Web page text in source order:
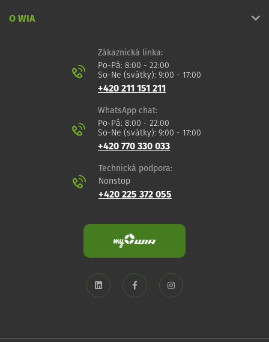
O WIA
Zákaznická linka:
Po-Pá: 8:00 - 22:00
So-Ne (svátky): 9:00 - 17:00
+420 211 151 211
WhatsApp chat:
Po-Pá: 8:00 - 22:00
So-Ne (svátky): 9:00 - 17:00
+420 770 330 033
Technická podpora:
Nonstop
+420 225 372 055